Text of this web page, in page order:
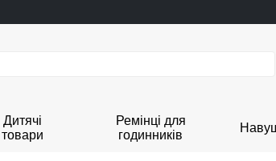
Дитячі
товари
Ремінці для
годинників